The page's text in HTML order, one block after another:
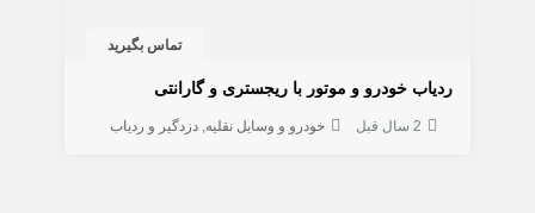
تماس بگیرید
ردیاب خودرو و موتور با ریجستری و گارانتی
2 سال قبل خودرو و وسایل نقلیه دزدگیر و ردیاب